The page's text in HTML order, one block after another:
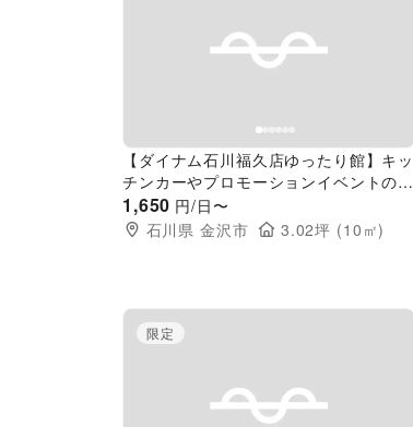
Previous slide
【ダイナム石川福久店ゆったり館】キッ
チンカーやプロモーションイベントの開
催に最適なアミューズメント施設のイベ
ントスペース①
1,650 円/日〜
石川県 金沢市 3.02坪 (10 ㎡)
Previous slide
限定